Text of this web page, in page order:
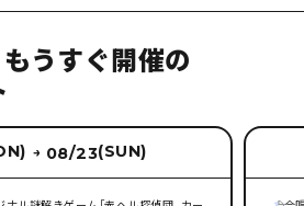
もうすぐ開催の
→ 08/23(SUN)